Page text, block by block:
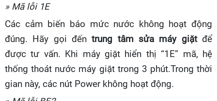
» Mã lỗi 1E
Các cảm biến báo mức nước không hoạt động
đúng. Hãy gọi đếntrung tâm sửa máy giặtđể
được tư vấn. Khi máy giặt hiển thị “1E” mã, hệ
thống thoát nước máy giặt trong 3 phút.Trong thời
gian này, các nút Power không hoạt động.